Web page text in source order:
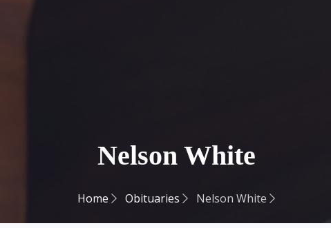
Nelson White
Home Obituaries Nelson White